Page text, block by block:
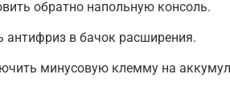
обратно напольную консоль.
антифриз в бачок расширения.
минусовую клемму на